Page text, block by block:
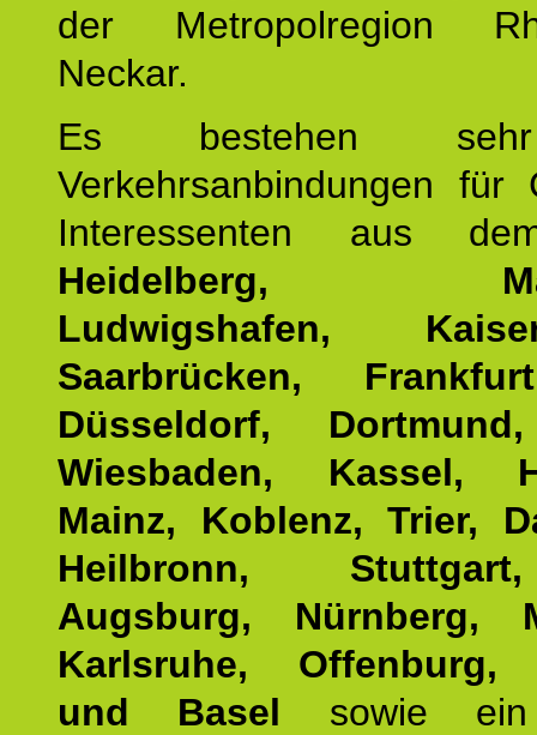
der Metropolregion
Neckar.
Es bestehen
Verkehrsanbindungen für
Interessenten aus
Heidelberg,
Ludwigshafen,
Saarbrücken,
Düsseldorf,
Wiesbaden, Kassel,
Mainz, Koblenz, Trier,
Heilbronn,
Augsburg, Nürnberg,
Karlsruhe, Offenburg,
und Basel sowie ein